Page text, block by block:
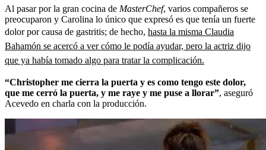
Al pasar por la gran cocina de MasterChef, varios compañeros se
preocuparon y Carolina lo único que expresó es que tenía un fuerte
dolor por causa de gastritis; de hecho, hasta la misma Claudia
Bahamón se acercó a ver cómo le podía ayudar, pero la actriz dijo
que ya había tomado algo para tratar la complicación.
“Christopher me cierra la puerta y es como tengo este dolor,
que me cerró la puerta, y me raye y me puse a llorar”, aseguró
Acevedo en charla con la producción.